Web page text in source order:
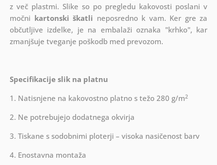
z več plastmi. Slike so po pregledu kakovosti poslani v
močni kartonski škatli neposredno k vam. Ker gre za
občutljive izdelke, je na embalaži oznaka "krhko", kar
zmanjšuje tveganje poškodb med prevozom.
Specifikacije slik na platnu
1. Natisnjene na kakovostno platno s težo 280 g/m2
2. Ne potrebujejo dodatnega okvirja
3. Tiskane s sodobnimi ploterji – visoka nasičenost barv
4. Enostavna montaža